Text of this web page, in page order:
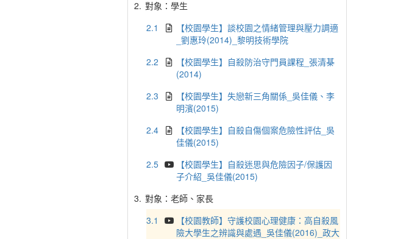
2. 對象：學生
2.1
【校園學生】談校園之情緒管理與壓力調適
_劉惠玲(2014)_黎明技術學院
2.2
【校園學生】自殺防治守門員課程_張清棊
(2014)
2.3
【校園學生】失戀新三角關係_吳佳儀、李
明濱(2015)
2.4
【校園學生】自殺自傷個案危險性評估_吳
佳儀(2015)
2.5
【校園學生】自殺迷思與危險因子/保護因
子介紹_吳佳儀(2015)
3. 對象：老師、家長
3.1
【校園教師】守護校園心理健康：高自殺風
險大學生之辨識與處遇_吳佳儀(2016)_政大